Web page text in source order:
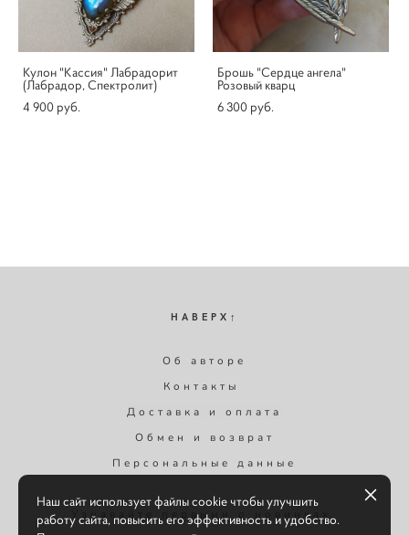
Кулон "Кассия" Лабрадорит
(Лабрадор, Спектролит)
4 900 pуб.
Брошь "Сердце ангела"
Розовый кварц
6 300 pуб.
НАВЕРХ↑
Об авторе
Контакты
Доставка и оплата
Обмен и возврат
Персональные данные
Узнавайте первыми о новинках,
Наш сайт использует файлы cookie чтобы улучшить
работу сайта, повысить его эффективность и удобство.